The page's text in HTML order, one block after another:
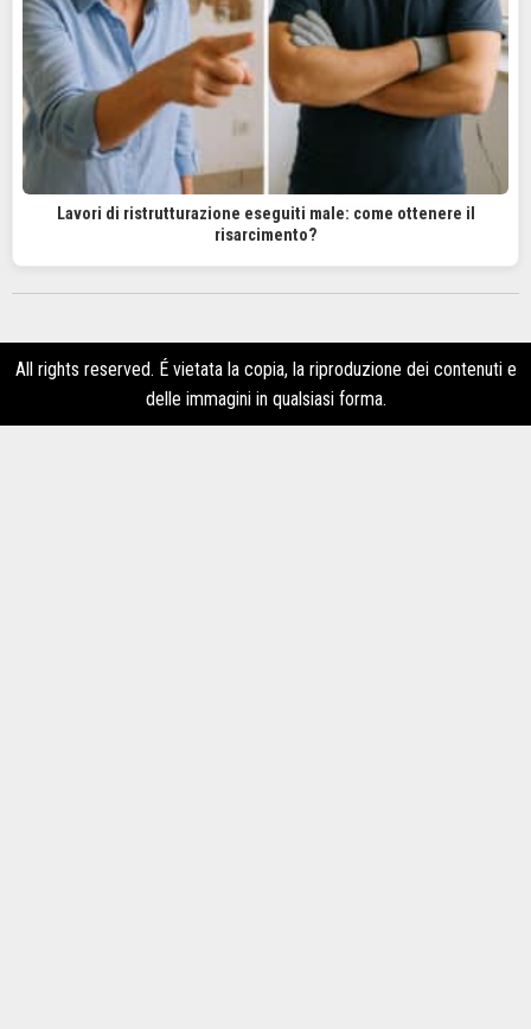
Lavori di ristrutturazione eseguiti male: come ottenere il
risarcimento?
All rights reserved. É vietata la copia, la riproduzione dei contenuti e
delle immagini in qualsiasi forma.